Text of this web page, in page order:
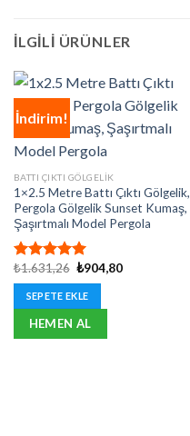
İLGILI ÜRÜNLER
İndirim!
BATTI ÇIKTI GÖLGELIK
1×2.5 Metre Battı Çıktı Gölgelik,
Pergola Gölgelik Sunset Kumaş,
Şaşırtmalı Model Pergola
5 üzerinden
5.00oy
aldı
₺1.631,26 Orijinal
₺1.631,26.
₺904,80Şu
SEPETE EKLE
HEMEN AL